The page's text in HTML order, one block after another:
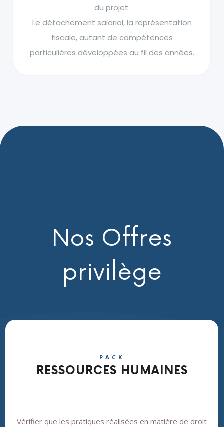
du projet.
Le détachement salarial, la représentation
fiscale, autant de compétences
particulières développées au fil des années.
Nos Offres
privilège
PACK
RESSOURCES HUMAINES
Vérifier que les pratiques réalisées en matière de droit